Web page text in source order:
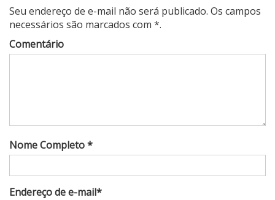
Seu endereço de e-mail não será publicado. Os campos
necessários são marcados com *.
Comentário
Nome Completo *
Endereço de e-mail*